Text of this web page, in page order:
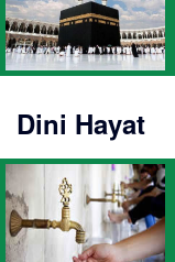
Dini Hayat